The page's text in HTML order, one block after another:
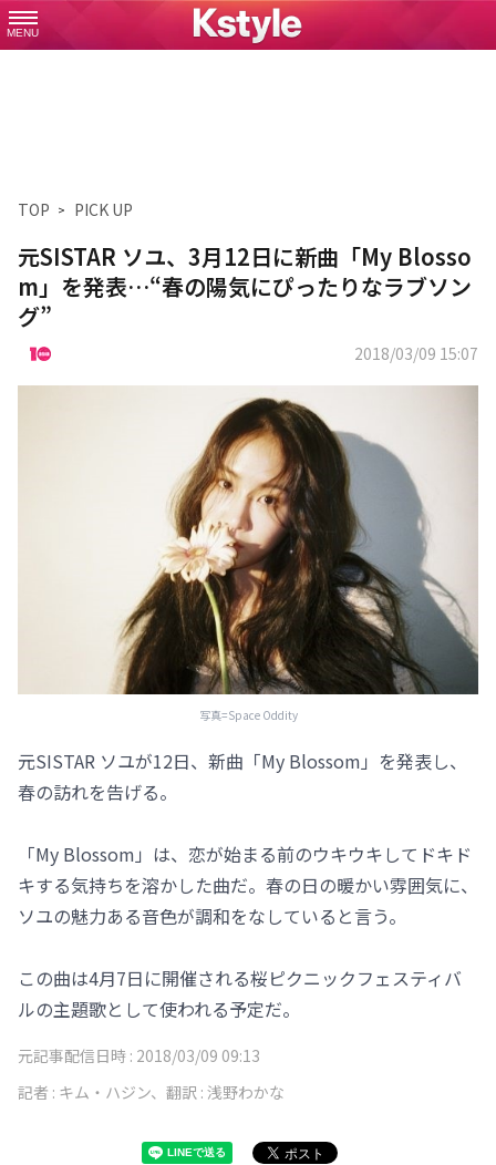
MENU
TOP PICK UP
元SISTAR ソユ、3月12日に新曲「My Blosso
m」を発表…“春の陽気にぴったりなラブソン
グ”
2018/03/09 15:07
写真=Space Oddity
元SISTAR ソユが12日、新曲「My Blossom」を発表し、
春の訪れを告げる。
「My Blossom」は、恋が始まる前のウキウキしてドキド
キする気持ちを溶かした曲だ。春の日の暖かい雰囲気に、
ソユの魅力ある音色が調和をなしていると言う。
この曲は4月7日に開催される桜ピクニックフェスティバ
ルの主題歌として使われる予定だ。
元記事配信日時 : 2018/03/09 09:13
記者 : キム・ハジン、翻訳 : 浅野わかな